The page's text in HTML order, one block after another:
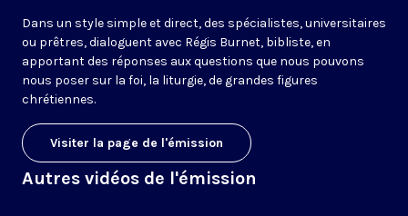
Dans un style simple et direct, des spécialistes, universitaires
ou prêtres, dialoguent avec Régis Burnet, bibliste, en
apportant des réponses aux questions que nous pouvons
nous poser sur la foi, la liturgie, de grandes figures
chrétiennes.
Visiter la page de l'émission
Autres vidéos de l'émission